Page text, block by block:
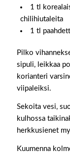
1 tl
chilihiutaleita
1 tl
Pilko
sipuli, leikkaa
korianteri
viipaleiksi.
Sekoita vesi,
kulhossa
herkkusienet
Kuumenna